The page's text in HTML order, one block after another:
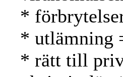
*
* utlämning
* rätt till